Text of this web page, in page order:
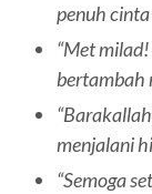
penuh cinta
“Met
bertambah
menjalani
“Semoga